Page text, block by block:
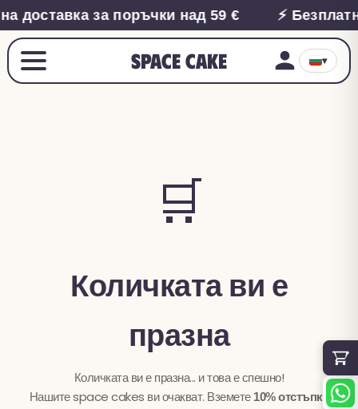
доставка за поръчки над 59 € ⚡
Space Cake ▾
🛒
Количката ви е
празна
Количката ви е празна... и това е спешно!
Нашите space cakes ви очакват. Вземете 10% отстъпка